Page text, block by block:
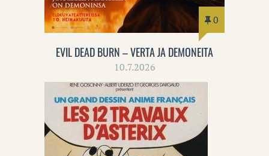
0
EVIL DEAD BURN – VERTA JA DEMONEITA
10.7.2026